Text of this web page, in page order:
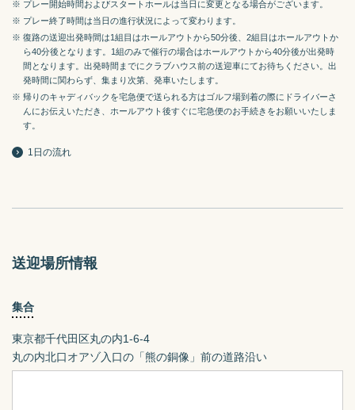
※ プレー開始時間およびスタートホールは当日に変更となる場合がございます。
※ プレー終了時間は当日の進行状況によって変わります。
※ 復路の送迎出発時間は1組目はホールアウトから50分後、2組目はホールアウトか
ら40分後となります。1組のみで催行の場合はホールアウトから40分後が出発時
間となります。出発時間までにクラブハウス前の送迎車にてお待ちください。出
発時間に関わらず、集まり次第、発車いたします。
※ 帰りのキャディバックを宅急便で送られる方はゴルフ場到着の際にドライバーさ
んにお伝えいただき、ホールアウト後すぐに宅急便のお手続きをお願いいたしま
す。
1日の流れ
送迎場所情報
集合
東京都千代田区丸の内1-6-4
丸の内北口オアゾ入口の「熊の銅像」前の道路沿い